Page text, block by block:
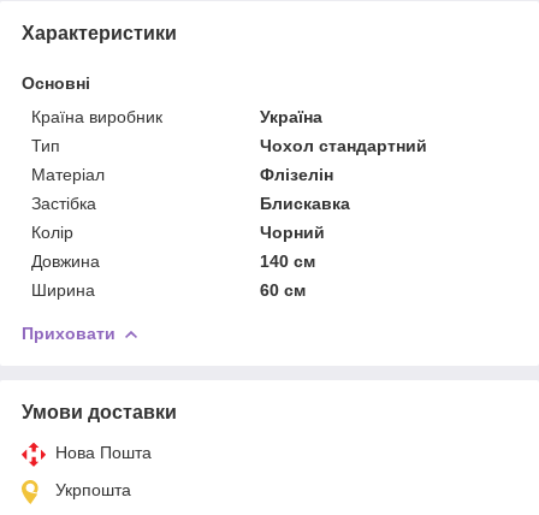
Характеристики
Основні
Країна виробник
Україна
Тип
Чохол стандартний
Матеріал
Флізелін
Застібка
Блискавка
Колір
Чорний
Довжина
140 см
Ширина
60 см
Приховати
Умови доставки
Нова Пошта
Укрпошта